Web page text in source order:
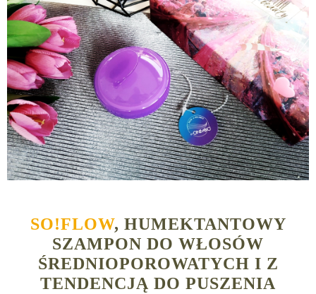
SO!FLOW, HUMEKTANTOWY
SZAMPON DO WŁOSÓW
ŚREDNIOPOROWATYCH I Z
TENDENCJĄ DO PUSZENIA